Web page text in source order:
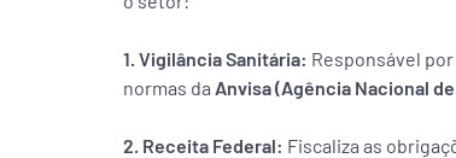
1. Vigilância Sanitária: Responsável
normas da Anvisa (Agência Nacional
2. Receita Federal: Fiscaliza as